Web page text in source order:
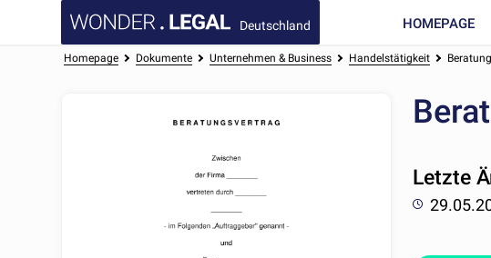
Deutschland HOMEPAGE
Homepage Dokumente Unternehmen & Business Handelstätigkeit
Letzte